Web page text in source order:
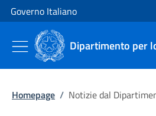
Vai al contenuto
Vai alla navigazione del sito
Governo Italiano
Dipartimento per
Homepage / Notizie dal